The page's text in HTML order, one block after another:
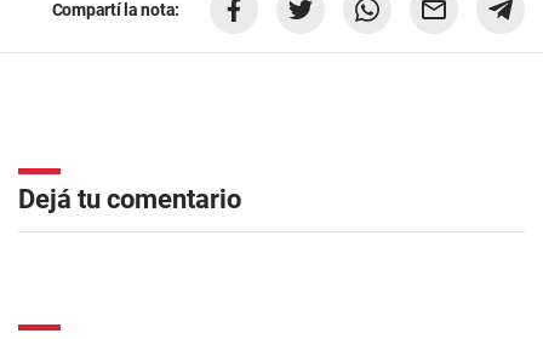
Compartí la nota:
Dejá tu comentario